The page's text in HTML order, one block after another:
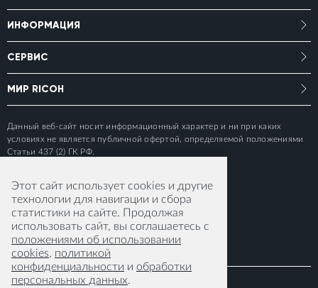
ИНФОРМАЦИЯ
СЕРВИС
МИР RICOH
Данный веб-сайт носит информационный характер и ни при каких
условиях не является публичной офертой, определяемой положениями
Статьи 437 (2) ГК РФ.
© 2015-2026 RICOH IMAGING EUROPE S.A.S
Этот сайт использует cookies и другие
технологии для навигации и сбора
статистики на сайте. Продолжая
использовать сайт, вы соглашаетесь с
положениями об использовании
cookies, политикой
конфиденциальности и обработки
персональных данных.